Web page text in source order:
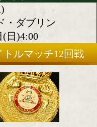
一覧 ランキング
級タイトルマ
(土)
ンド・ダブリン
日(日)4:00
タイトルマッチ